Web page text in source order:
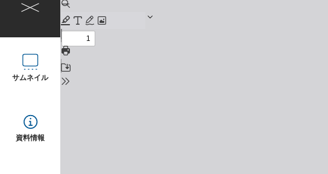
サムネイル
資料情報